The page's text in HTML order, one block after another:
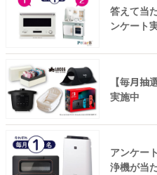
答えて当
ンケート
【毎月抽
実施中
アンケー
浄機が当